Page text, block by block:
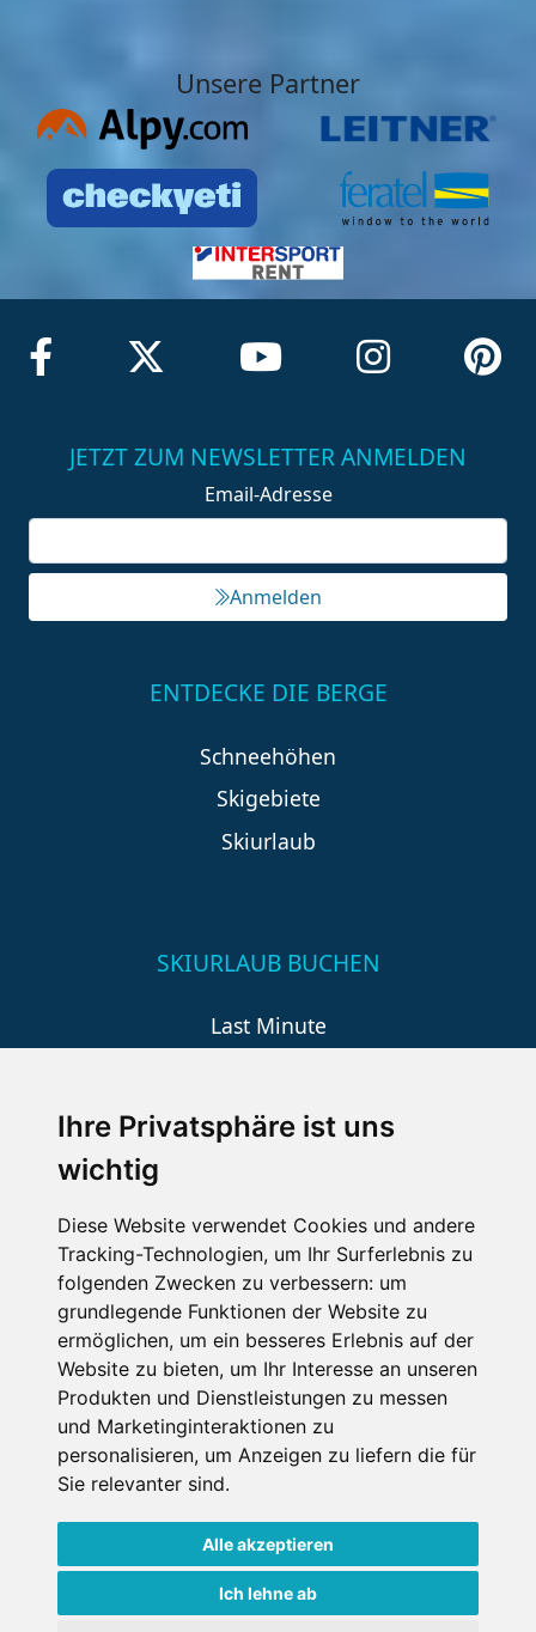
Ihre Privatsphäre ist uns
wichtig
Diese Website verwendet Cookies und andere
Tracking-Technologien, um Ihr Surferlebnis zu
folgenden Zwecken zu verbessern: um
grundlegende Funktionen der Website zu
ermöglichen, um ein besseres Erlebnis auf der
Website zu bieten, um Ihr Interesse an unseren
Produkten und Dienstleistungen zu messen
und Marketinginteraktionen zu
personalisieren, um Anzeigen zu liefern die für
Sie relevanter sind.
Alle akzeptieren
Ich lehne ab
Unsere Partner
JETZT ZUM NEWSLETTER ANMELDEN
Email-Adresse
Anmelden
ENTDECKE DIE BERGE
Schneehöhen
Skigebiete
Skiurlaub
SKIURLAUB BUCHEN
Last Minute
Wellness
SCHNEEHÖHEN SKI APP
Die Schneehoehen Ski APP für iOS und Android - Ein
Muss für alle Wintersportler und Schneefreaks!
Impressum
Datenschutz
Nutzungsbedingungen
Kontakt
Portale
FAQ Newsletter Mediadaten